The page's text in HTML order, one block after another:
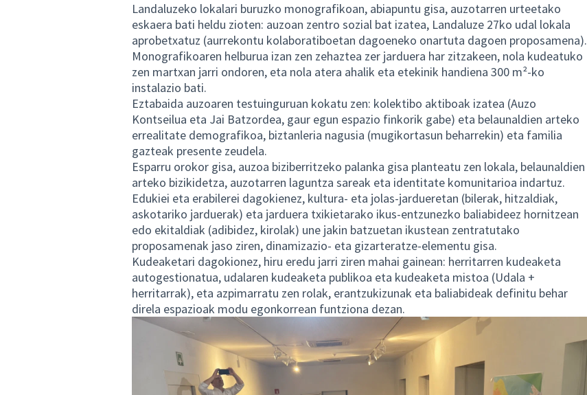
Landaluzeko lokalari buruzko monografikoan, abiapuntu gisa, auzotarren urteetako
eskaera bati heldu zioten: auzoan zentro sozial bat izatea, Landaluze 27ko udal lokala
aprobetxatuz (aurrekontu kolaboratiboetan dagoeneko onartuta dagoen proposamena).
Monografikoaren helburua izan zen zehaztea zer jarduera har zitzakeen, nola kudeatuko
zen martxan jarri ondoren, eta nola atera ahalik eta etekinik handiena 300 m²-ko
instalazio bati.
Eztabaida auzoaren testuinguruan kokatu zen: kolektibo aktiboak izatea (Auzo
Kontseilua eta Jai Batzordea, gaur egun espazio finkorik gabe) eta belaunaldien arteko
errealitate demografikoa, biztanleria nagusia (mugikortasun beharrekin) eta familia
gazteak presente zeudela.
Esparru orokor gisa, auzoa biziberritzeko palanka gisa planteatu zen lokala, belaunaldien
arteko bizikidetza, auzotarren laguntza sareak eta identitate komunitarioa indartuz.
Edukiei eta erabilerei dagokienez, kultura- eta jolas-jardueretan (bilerak, hitzaldiak,
askotariko jarduerak) eta jarduera txikietarako ikus-entzunezko baliabideez hornitzean
edo ekitaldiak (adibidez, kirolak) une jakin batzuetan ikustean zentratutako
proposamenak jaso ziren, dinamizazio- eta gizarteratze-elementu gisa.
Kudeaketari dagokionez, hiru eredu jarri ziren mahai gainean: herritarren kudeaketa
autogestionatua, udalaren kudeaketa publikoa eta kudeaketa mistoa (Udala +
herritarrak), eta azpimarratu zen rolak, erantzukizunak eta baliabideak definitu behar
direla espazioak modu egonkorrean funtziona dezan.